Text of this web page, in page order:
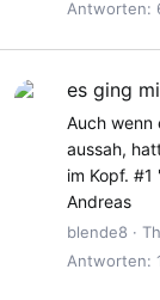
Antworten:
es ging
Auch wenn
aussah,
im Kopf.
Andreas
blende8
Antworten: